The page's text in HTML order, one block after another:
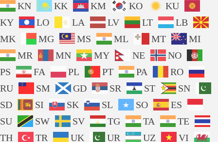
KN
KK KM KO
KU
KY
LO LA LV LT
LB
MK
MG MS ML MT
MI
MR
MN MY NE
NO
PS
FA PL PT PA
RO
RU
SM GD SR ST
SN
SD
SI SK SL SO
ES
SU
SW SV TG TA
TE
TH
TR UK UR UZ VI